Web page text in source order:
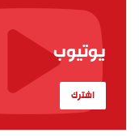
يوتيوب
اشترك